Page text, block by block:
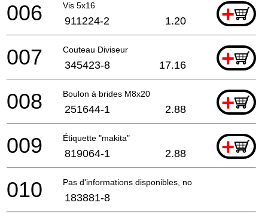
Vis 5x16 +
006 911224-2 1.20
Couteau Diviseur +
007 345423-8 17.16
Boulon à brides M8x20 +
008 251644-1 2.88
Étiquette "makita" +
009 819064-1 2.88
Pas d'informations disponibles, non commandable
010 183881-8